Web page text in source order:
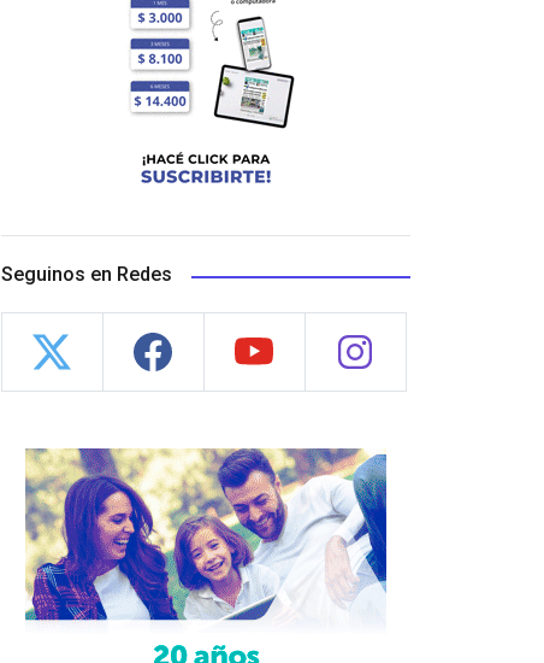
Seguinos en Redes